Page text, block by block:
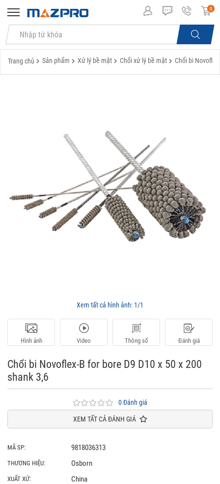
0
Trang chủ Sản phẩm Xử lý bề mặt Chổi xử lý bề mặt Chổi bi
Xem tất cả hình ảnh: 1/1
Hình ảnh Video Thông số Đánh giá
Chổi bi Novoflex-B for bore D9 D10 x 50 x 200
shank 3,6
0 Đánh giá
XEM TẤT CẢ ĐÁNH GIÁ
MÃ SP: 9818036313
THƯƠNG HIỆU: Osborn
XUẤT XỨ: China